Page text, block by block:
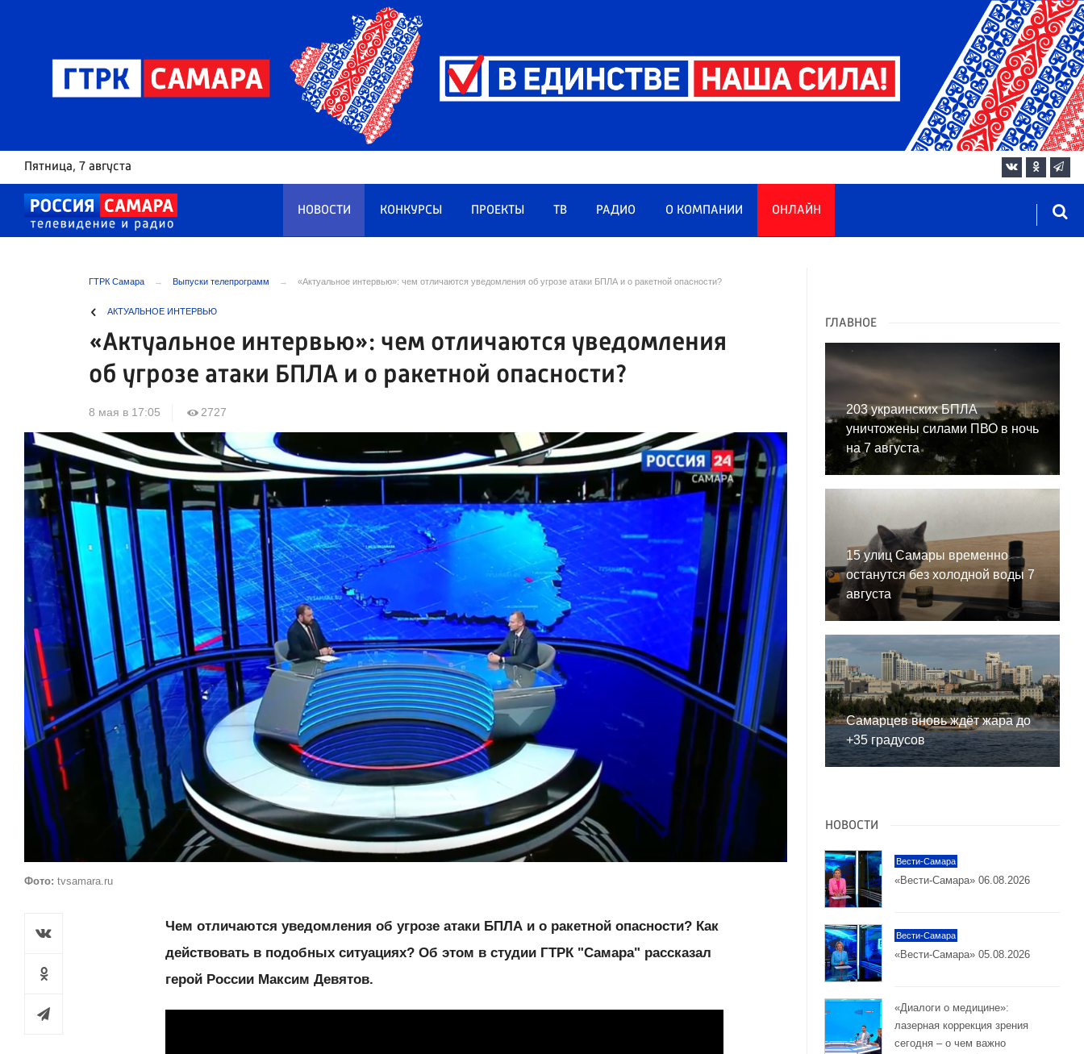
Пятница, 7 августа
НОВОСТИ КОНКУРСЫ ПРОЕКТЫ ТВ РАДИО О КОМПАНИИ ОНЛАЙН
ГТРК Самара Выпуски телепрограмм «Актуальное интервью»: чем отличаются уведомления об угрозе атаки БПЛА и о ракетной опасности?
АКТУАЛЬНОЕ ИНТЕРВЬЮ
«Актуальное интервью»: чем отличаются уведомления
об угрозе атаки БПЛА и о ракетной опасности?
8 мая в 17:05 2727
Фото: tvsamara.ru
Чем отличаются уведомления об угрозе атаки БПЛА и о ракетной опасности? Как
действовать в подобных ситуациях? Об этом в студии ГТРК "Самара" рассказал
герой России Максим Девятов.
ГЛАВНОЕ
203 украинских БПЛА
уничтожены силами ПВО в ночь
на 7 августа
15 улиц Самары временно
останутся без холодной воды 7
августа
Самарцев вновь ждёт жара до
+35 градусов
НОВОСТИ
Вести-Самара
«Вести-Самара» 06.08.2026
Вести-Самара
«Вести-Самара» 05.08.2026
«Диалоги о медицине»:
лазерная коррекция зрения
сегодня – о чем важно